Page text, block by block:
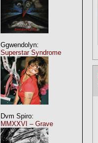
Ggwendolyn:
Superstar Syndrome
Dvm Spiro:
MMXXVI – Grave